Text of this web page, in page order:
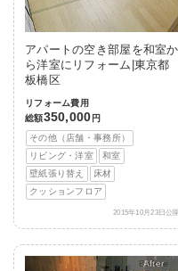
アパートの空き部屋を和室か
ら洋室にリフォーム|東京都
板橋区
リフォーム費用
総額350,000 円
その他（店舗・事務所）
リビング・洋室
和室
壁紙張り替え
床材
クッションフロア
2015年10月23日公
After